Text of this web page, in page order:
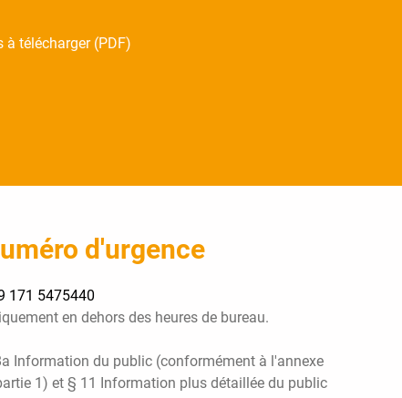
télécharger (PDF)
d'urgence
171 5475440
en dehors des heures de bureau.
Information du public (conformément à l'annexe
1) et § 11 Information plus détaillée du public